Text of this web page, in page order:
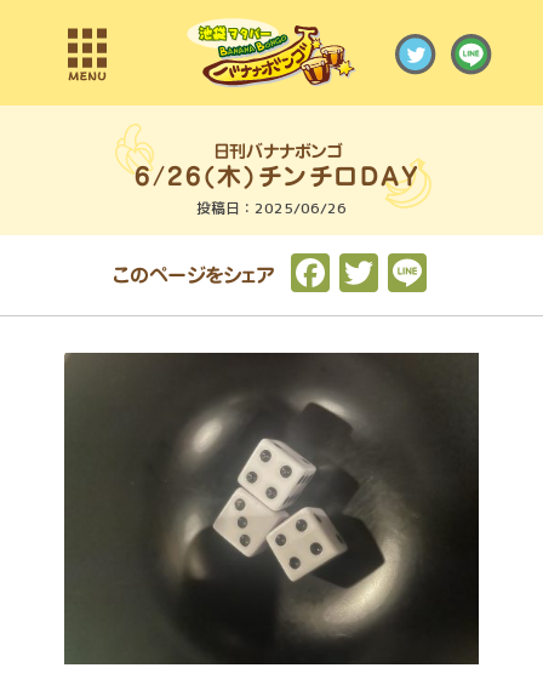
日刊バナナボンゴ
投稿日：2025/06/26
このページをシェア F
a
c
e
b
o
o
k
T
w
it
r
L
i
n